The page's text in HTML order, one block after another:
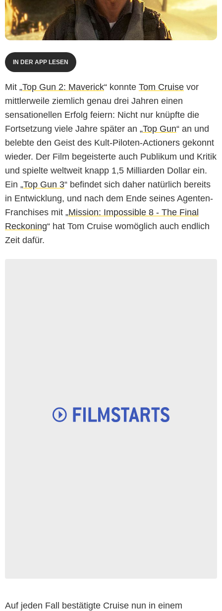
IN DER APP LESEN
Mit „Top Gun 2: Maverick“ konnte Tom Cruise vor
mittlerweile ziemlich genau drei Jahren einen
sensationellen Erfolg feiern: Nicht nur knüpfte die
Fortsetzung viele Jahre später an „Top Gun“ an und
belebte den Geist des Kult-Piloten-Actioners gekonnt
wieder. Der Film begeisterte auch Publikum und Kritik
und spielte weltweit knapp 1,5 Milliarden Dollar ein.
Ein „Top Gun 3“ befindet sich daher natürlich bereits
in Entwicklung, und nach dem Ende seines Agenten-
Franchises mit „Mission: Impossible 8 - The Final
Reckoning“ hat Tom Cruise womöglich auch endlich
Zeit dafür.
Auf jeden Fall bestätigte Cruise nun in einem